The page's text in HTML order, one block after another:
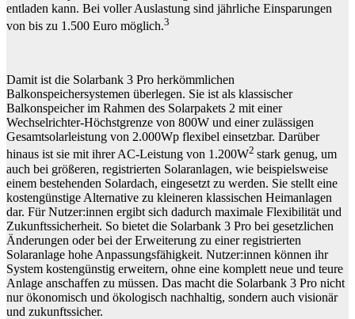
entladen kann. Bei voller Auslastung sind jährliche Einsparungen
von bis zu 1.500 Euro möglich.3
Damit ist die Solarbank 3 Pro herkömmlichen
Balkonspeichersystemen überlegen. Sie ist als klassischer
Balkonspeicher im Rahmen des Solarpakets 2 mit einer
Wechselrichter-Höchstgrenze von 800W und einer zulässigen
Gesamtsolarleistung von 2.000Wp flexibel einsetzbar. Darüber
hinaus ist sie mit ihrer AC-Leistung von 1.200W2 stark genug, um
auch bei größeren, registrierten Solaranlagen, wie beispielsweise
einem bestehenden Solardach, eingesetzt zu werden. Sie stellt eine
kostengünstige Alternative zu kleineren klassischen Heimanlagen
dar. Für Nutzer:innen ergibt sich dadurch maximale Flexibilität und
Zukunftssicherheit. So bietet die Solarbank 3 Pro bei gesetzlichen
Änderungen oder bei der Erweiterung zu einer registrierten
Solaranlage hohe Anpassungsfähigkeit. Nutzer:innen können ihr
System kostengünstig erweitern, ohne eine komplett neue und teure
Anlage anschaffen zu müssen. Das macht die Solarbank 3 Pro nicht
nur ökonomisch und ökologisch nachhaltig, sondern auch visionär
und zukunftssicher.